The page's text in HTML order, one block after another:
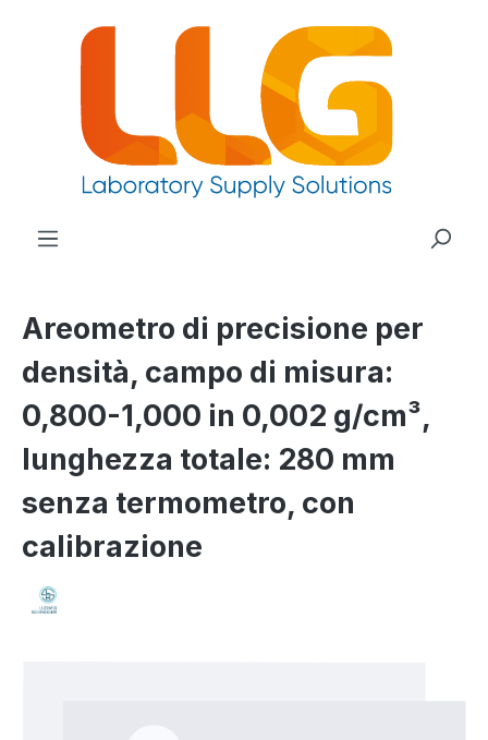
principale
Areometro di precisione per
densità, campo di misura:
0,800-1,000 in 0,002 g/cm³,
lunghezza totale: 280 mm
senza termometro, con
calibrazione